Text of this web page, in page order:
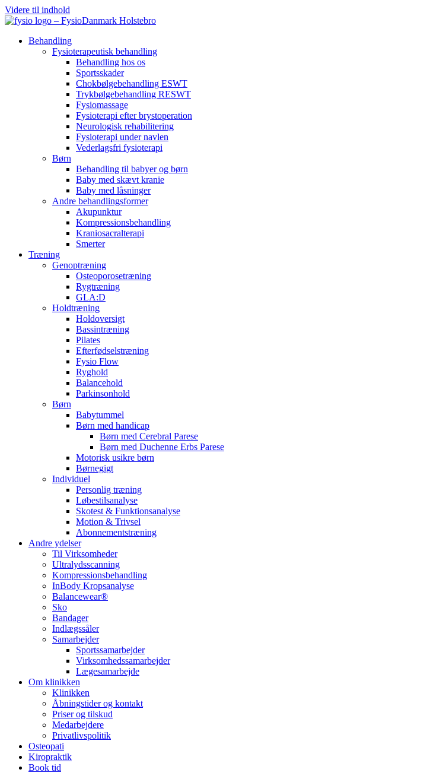
Videre til indhold
Behandling
Fysioterapeutisk behandling
Behandling hos os
Sportsskader
Chokbølgebehandling ESWT
Trykbølgebehandling RESWT
Fysiomassage
Fysioterapi efter brystoperation
Neurologisk rehabilitering
Fysioterapi under navlen
Vederlagsfri fysioterapi
Børn
Behandling til babyer og børn
Baby med skævt kranie
Baby med låsninger
Andre behandlingsformer
Akupunktur
Kompressionsbehandling
Kraniosacralterapi
Smerter
Træning
Genoptræning
Osteoporosetræning
Rygtræning
GLA:D
Holdtræning
Holdoversigt
Bassintræning
Pilates
Efterfødselstræning
Fysio Flow
Ryghold
Balancehold
Parkinsonhold
Børn
Babytummel
Børn med handicap
Børn med Cerebral Parese
Børn med Duchenne Erbs Parese
Motorisk usikre børn
Børnegigt
Individuel
Personlig træning
Løbestilsanalyse
Skotest & Funktionsanalyse
Motion & Trivsel
Abonnementstræning
Andre ydelser
Til Virksomheder
Ultralydsscanning
Kompressionsbehandling
InBody Kropsanalyse
Balancewear®
Sko
Bandager
Indlægssåler
Samarbejder
Sportssamarbejder
Virksomhedssamarbejder
Lægesamarbejde
Om klinikken
Klinikken
Åbningstider og kontakt
Priser og tilskud
Medarbejdere
Privatlivspolitik
Osteopati
Kiropraktik
Book tid